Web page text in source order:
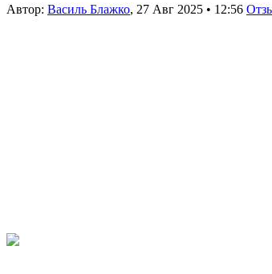
Автор: Василь Блажко, 27 Авг 2025 • 12:56